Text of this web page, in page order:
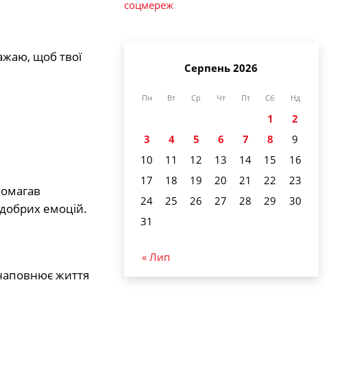
щоб твої
емоцій.
життя
соцмереж
Серпень 2026
Пн Вт Ср Чт Пт Сб Нд
1
2
3
4 5 6 7 8
9
10
11 12 13 14 15
16
17
18 19 20 21 22
23
24
25 26 27 28 29
30
31
« Лип